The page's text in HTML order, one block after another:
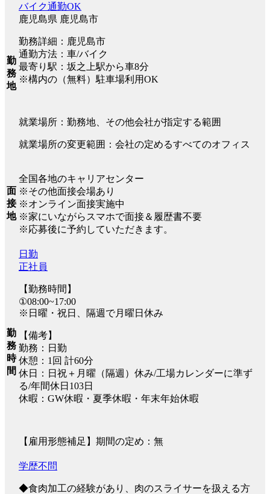
勤
務
地
バイク通勤OK
鹿児島県 鹿児島市
勤務詳細：鹿児島市
通勤方法：車/バイク
最寄り駅：坂之上駅から車8分
※構内の（無料）駐車場利用OK
就業場所：勤務地、その他会社が指定する範囲
就業場所の変更範囲：会社の定めるすべてのオフィス
面
接
地
全国各地のキャリアセンター
※その他面接会場あり
※オンライン面接実施中
※家にいながらスマホで面接＆履歴書不要
※応募後に予約していただきます。
勤
務
時
間
日勤
正社員
【勤務時間】
①08:00~17:00
※日曜・祝日、隔週で月曜日休み
【備考】
勤務：日勤
休憩：1回 計60分
休日：日祝＋月曜（隔週）休み/工場カレンダーに準ず
る/年間休日103日
休暇：GW休暇・夏季休暇・年末年始休暇
【雇用形態補足】期間の定め：無
学歴不問
◆食肉加工の経験があり、肉のスライサーを扱える方